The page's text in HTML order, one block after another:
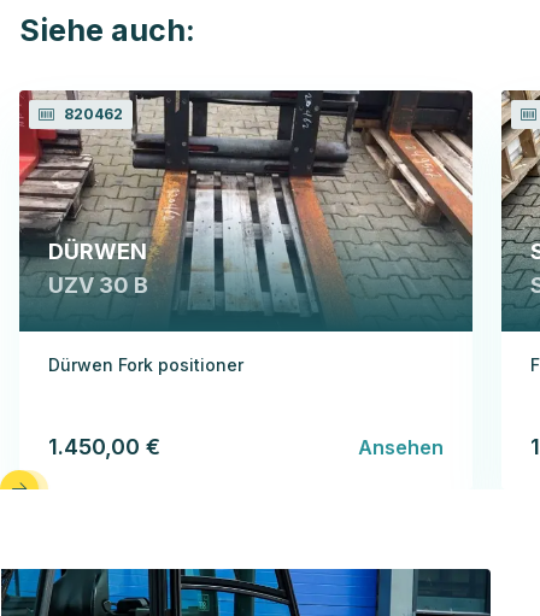
Siehe auch:
820462
DÜRWEN
UZV 30 B
Dürwen Fork positioner
1.450,00 € Ansehen